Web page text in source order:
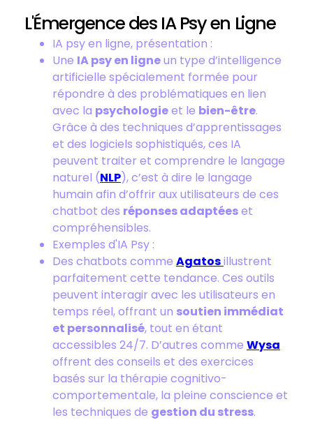
L'Émergence des IA Psy en Ligne
IA psy en ligne, présentation :
Une IA psy en ligneun type d’intelligence
artificielle spécialement formée pour
répondre à des problématiques en lien
avec la psychologieet le bien-être.
Grâce à des techniques d’apprentissages
et des logiciels sophistiqués, ces IA
peuvent traiter et comprendre le langage
naturel (NLP), c’est à dire le langage
humain afin d’offrir aux utilisateurs de ces
chatbot des réponses adaptéeset
compréhensibles.
Exemples d'IA Psy :
Des chatbots comme Agatosillustrent
parfaitement cette tendance. Ces outils
peuvent interagir avec les utilisateurs en
temps réel, offrant un soutien immédiat
et personnalisé, tout en étant
accessibles 24/7. D’autres comme Wysa
offrent des conseils et des exercices
basés sur la thérapie cognitivo-
comportementale, la pleine conscience et
les techniques de gestion du stress.